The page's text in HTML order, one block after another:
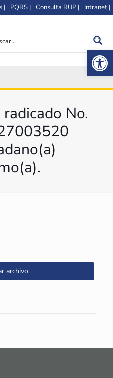
| PQRS | Consulta RUP | Intranet |
No.
archivo